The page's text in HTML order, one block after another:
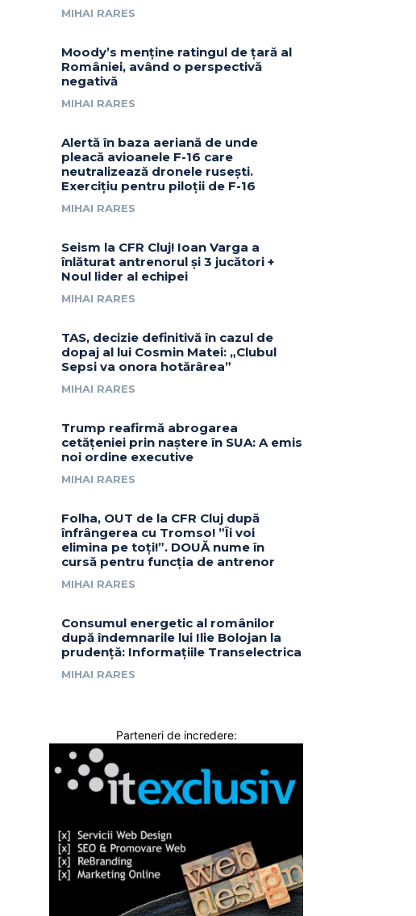
MIHAI RARES
Moody’s menține ratingul de țară al
României, având o perspectivă
negativă
MIHAI RARES
Alertă în baza aeriană de unde
pleacă avioanele F-16 care
neutralizează dronele rusești.
Exercițiu pentru piloții de F-16
MIHAI RARES
Seism la CFR Cluj! Ioan Varga a
înlăturat antrenorul și 3 jucători +
Noul lider al echipei
MIHAI RARES
TAS, decizie definitivă în cazul de
dopaj al lui Cosmin Matei: „Clubul
Sepsi va onora hotărârea”
MIHAI RARES
Trump reafirmă abrogarea
cetățeniei prin naștere în SUA: A emis
noi ordine executive
MIHAI RARES
Folha, OUT de la CFR Cluj după
înfrângerea cu Tromso! ”Îi voi
elimina pe toți!”. DOUĂ nume în
cursă pentru funcția de antrenor
MIHAI RARES
Consumul energetic al românilor
după îndemnarile lui Ilie Bolojan la
prudență: Informațiile Transelectrica
MIHAI RARES
Parteneri de incredere: